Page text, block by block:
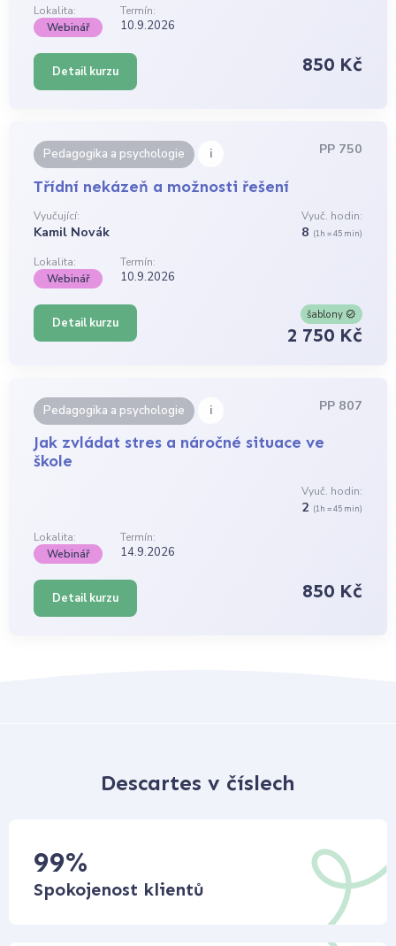
Lokalita:
Termín:
Webinář
10.9.2026
Detail kurzu 850 Kč
Pedagogika a psychologie i PP 750
Třídní nekázeň a možnosti řešení
Vyučující:
Kamil Novák
Vyuč. hodin:
8 (1h = 45 min)
Lokalita:
Termín:
Webinář
10.9.2026
Detail kurzu
šablony
2 750 Kč
Pedagogika a psychologie i PP 807
Jak zvládat stres a náročné situace ve
škole
Vyuč. hodin:
2 (1h = 45 min)
Lokalita:
Termín:
Webinář
14.9.2026
Detail kurzu 850 Kč
Descartes v číslech
99%
Spokojenost klientů